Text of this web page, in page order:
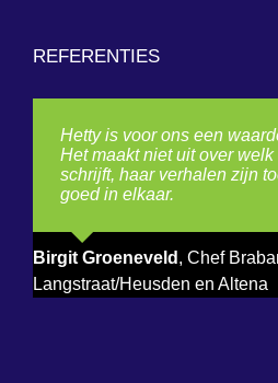
REFERENTIES
Hetty is voor ons een
Het maakt niet uit over
schrijft, haar verhalen zijn
goed in elkaar.
Birgit Groeneveld , Chef
Langstraat/Heusden en Altena